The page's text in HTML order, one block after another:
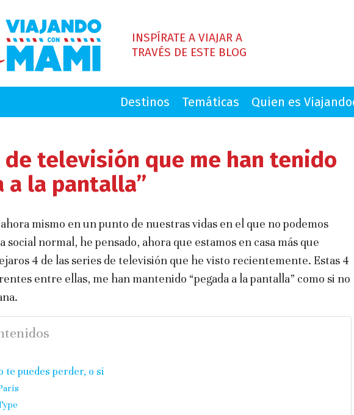
INSPÍRATE A VIAJAR A
TRAVÉS DE ESTE BLOG
Destinos Temáticas Quien es
de televisión que me han tenido
a la pantalla”
mismo en un punto de nuestras vidas en el que no podemos
social normal, he pensado, ahora que estamos en casa más que
4 de las series de televisión que he visto recientemente. Estas 4
entre ellas, me han mantenido “pegada a la pantalla” como si no
te puedes perder, o si